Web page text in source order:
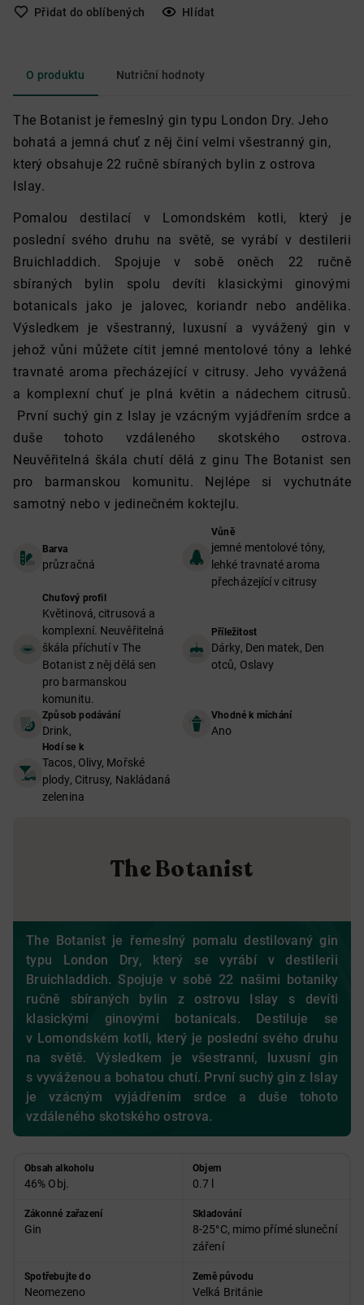
Přidat do oblíbených Hlídat
O produktu Nutriční hodnoty
The Botanist je řemeslný gin typu London Dry. Jeho
bohatá a jemná chuť z něj činí velmi všestranný gin,
který obsahuje 22 ručně sbíraných bylin z ostrova
Islay.
Pomalou destilací v Lomondském kotli, který je
poslední svého druhu na světě, se vyrábí v destilerii
Bruichladdich. Spojuje v sobě oněch 22 ručně
sbíraných bylin spolu devíti klasickými ginovými
botanicals jako je jalovec, koriandr nebo andělika.
Výsledkem je všestranný, luxusní a vyvážený gin v
jehož vůni můžete cítit jemné mentolové tóny a lehké
travnaté aroma přecházející v citrusy. Jeho vyvážená
a komplexní chuť je plná květin a nádechem citrusů.
První suchý gin z Islay je vzácným vyjádřením srdce a
duše tohoto vzdáleného skotského ostrova.
Neuvěřitelná škála chutí dělá z ginu The Botanist sen
pro barmanskou komunitu. Nejlépe si vychutnáte
samotný nebo v jedinečném koktejlu.
Barva
průzračná
Vůně
jemné mentolové tóny,
lehké travnaté aroma
přecházející v citrusy
Chuťový profil
Květinová, citrusová a
komplexní. Neuvěřitelná
škála příchutí v The
Botanist z něj dělá sen
pro barmanskou
komunitu.
Příležitost
Dárky, Den matek, Den
otců, Oslavy
Způsob podávání
Drink,
Vhodné k míchání
Ano
Hodí se k
Tacos, Olivy, Mořské
plody, Citrusy, Nakládaná
zelenina
The Botanist
The Botanist je řemeslný pomalu destilovaný gin
typu London Dry, který se vyrábí v destilerii
Bruichladdich. Spojuje v sobě 22 našimi botaniky
ručně sbíraných bylin z ostrovu Islay s devíti
klasickými ginovými botanicals. Destiluje se
v Lomondském kotli, který je poslední svého druhu
na světě. Výsledkem je všestranní, luxusní gin
s vyváženou a bohatou chutí. První suchý gin z Islay
je vzácným vyjádřením srdce a duše tohoto
vzdáleného skotského ostrova.
Obsah alkoholu
46% Obj.
Objem
0.7 l
Zákonné zařazení
Gin
Skladování
8-25°C, mimo přímé sluneční
záření
Spotřebujte do
Neomezeno
Země původu
Velká Británie